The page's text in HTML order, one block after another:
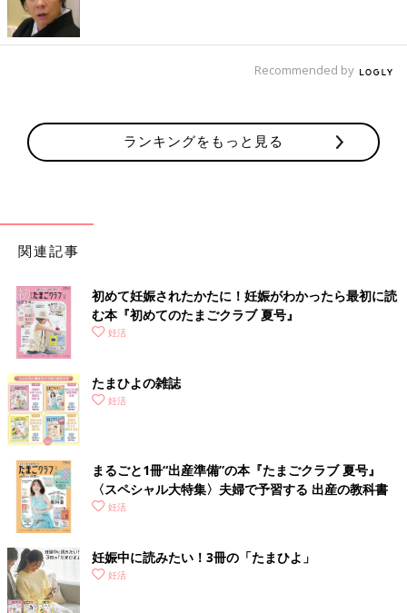
Recommended by
ランキングをもっと見る
関連記事
初めて妊娠されたかたに！妊娠がわかったら最初に読
む本『初めてのたまごクラブ 夏号』
妊活
たまひよの雑誌
妊活
まるごと1冊“出産準備”の本『たまごクラブ 夏号』
〈スペシャル大特集〉夫婦で予習する 出産の教科書
妊活
妊娠中に読みたい！3冊の「たまひよ」
妊活